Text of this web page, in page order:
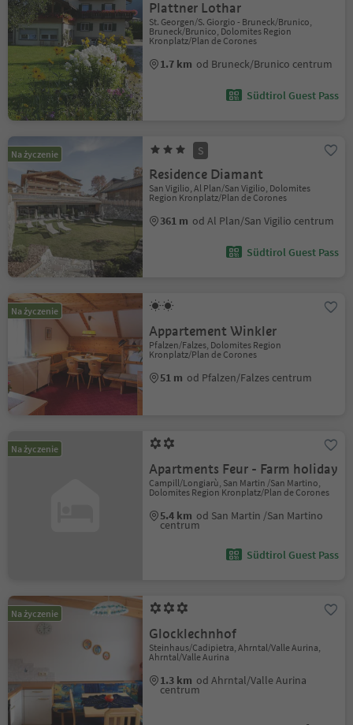
Plattner Lothar
St. Georgen/S. Giorgio - Bruneck/Brunico,
Bruneck/Brunico, Dolomites Region
Kronplatz/Plan de Corones
1.7 km od Bruneck/Brunico centrum
Südtirol Guest Pass
Na życzenie S
Residence Diamant
San Vigilio, Al Plan/San Vigilio, Dolomites
Region Kronplatz/Plan de Corones
361 m od Al Plan/San Vigilio centrum
Südtirol Guest Pass
Na życzenie
Appartement Winkler
Pfalzen/Falzes, Dolomites Region
Kronplatz/Plan de Corones
51 m od Pfalzen/Falzes centrum
Na życzenie
Apartments Feur - Farm holiday
Campill/Longiarù, San Martin /San Martino,
Dolomites Region Kronplatz/Plan de Corones
5.4 km od San Martin /San Martino
centrum
Südtirol Guest Pass
Na życzenie
Glocklechnhof
Steinhaus/Cadipietra, Ahrntal/Valle Aurina,
Ahrntal/Valle Aurina
1.3 km od Ahrntal/Valle Aurina
centrum